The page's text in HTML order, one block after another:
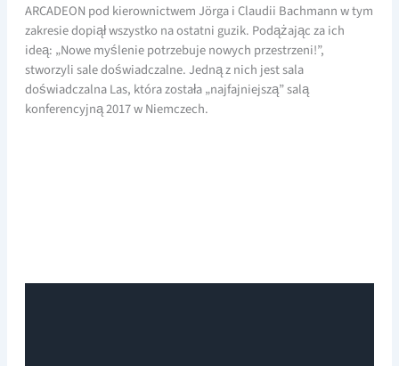
ARCADEON pod kierownictwem Jörga i Claudii Bachmann w tym
zakresie dopiął wszystko na ostatni guzik. Podążając za ich
ideą: „Nowe myślenie potrzebuje nowych przestrzeni!”,
stworzyli sale doświadczalne. Jedną z nich jest sala
doświadczalna Las, która została „najfajniejszą” salą
konferencyjną 2017 w Niemczech.